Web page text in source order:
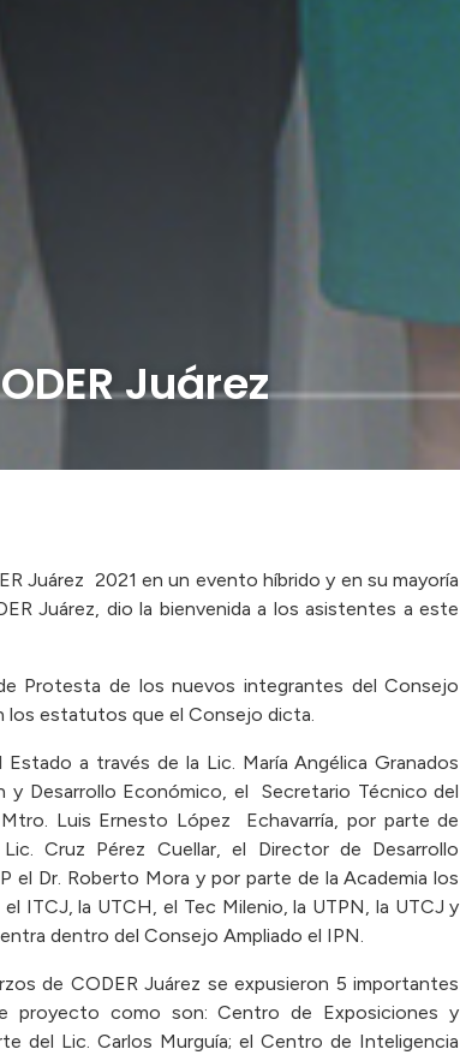
Juárez
Juárez 2021 en un evento híbrido y en su mayoría
Juárez, dio la bienvenida a los asistentes a este
Protesta de los nuevos integrantes del Consejo
los estatutos que el Consejo dicta.
a través de la Lic. María Angélica Granados
y Desarrollo Económico, el Secretario Técnico del
Luis Ernesto López Echavarría, por parte de
Cruz Pérez Cuellar, el Director de Desarrollo
Dr. Roberto Mora y por parte de la Academia los
ITCJ, la UTCH, el Tec Milenio, la UTPN, la UTCJ y
dentro del Consejo Ampliado el IPN.
de CODER Juárez se expusieron 5 importantes
proyecto como son: Centro de Exposiciones y
del Lic. Carlos Murguía; el Centro de Inteligencia